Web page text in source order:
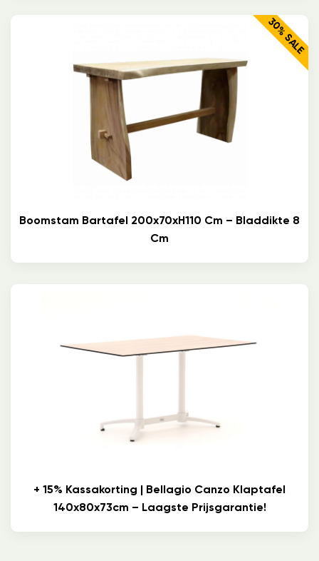
30% SALE
Boomstam Bartafel 200x70xH110 Cm – Bladdikte 8
Cm
+ 15% Kassakorting | Bellagio Canzo Klaptafel
140x80x73cm – Laagste Prijsgarantie!